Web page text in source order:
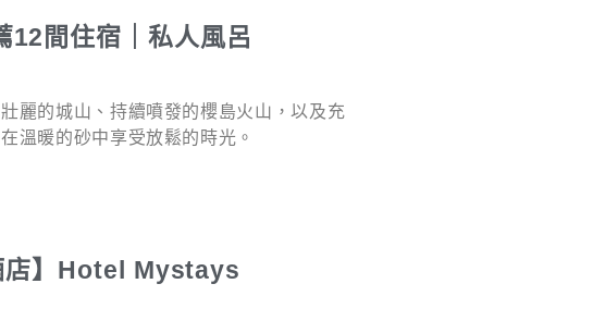
12間住宿｜私人風呂
麗的城山、持續噴發的櫻島火山，以及充
溫暖的砂中享受放鬆的時光。
店】Hotel Mystays